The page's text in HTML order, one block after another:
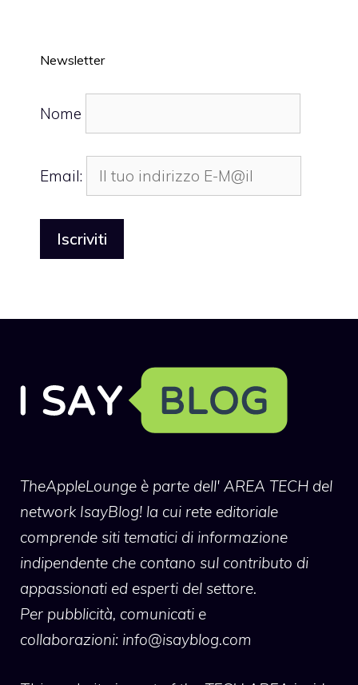
Newsletter
Nome
Email:
TheAppleLounge è parte dell' AREA TECH del
network IsayBlog! la cui rete editoriale
comprende siti tematici di informazione
indipendente che contano sul contributo di
appassionati ed esperti del settore.
Per pubblicità, comunicati e
collaborazioni: info@isayblog.com